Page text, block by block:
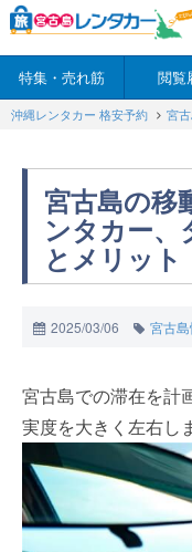
特集・売れ筋 閲覧
沖縄レンタカー 格安予約 宮
宮古島の移
ンタカー、
とメリット
2025/03/06 宮古
宮古島での滞在を計
実度を大きく左右し